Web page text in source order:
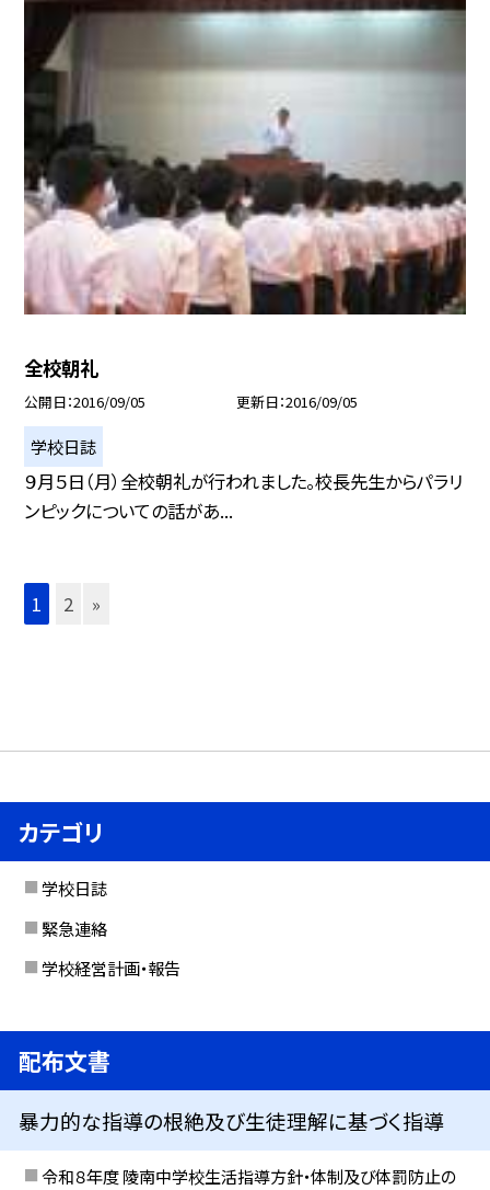
全校朝礼
公開日 2016/09/05 更新日 2016/09/05
学校日誌
９月５日（月）全校朝礼が行われました。校長先生からパラリ
ンピックについての話があ...
1 2 »
カテゴリ
学校日誌
緊急連絡
学校経営計画・報告
配布文書
暴力的な指導の根絶及び生徒理解に基づく指導
令和８年度 陵南中学校生活指導方針・体制及び体罰防止の